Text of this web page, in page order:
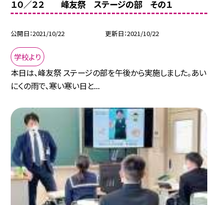
１０／２２ 峰友祭 ステージの部 その１
公開日 2021/10/22 更新日 2021/10/22
学校より
本日は、峰友祭 ステージの部を午後から実施しました。あい
にくの雨で、寒い寒い日と...